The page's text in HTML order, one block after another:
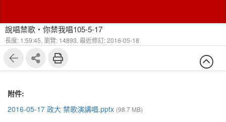
說唱禁歌‧你禁我唱105-5-17
長度: 1:59:45, 瀏覽: 14893, 最近修訂: 2016-05-18
附件:
2016-05-17 政大 禁歌演講唱.pptx (98.7 MB)